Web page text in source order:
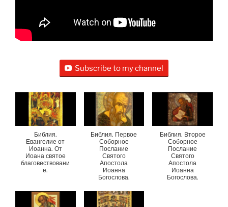
Subscribe to my channel
Библия.
Евангелие от
Иоанна. От
Иоана святое
благовествовани
е.
Библия. Первое
Соборное
Послание
Святого
Апостола
Иоанна
Богослова.
Библия. Второе
Соборное
Послание
Святого
Апостола
Иоанна
Богослова.